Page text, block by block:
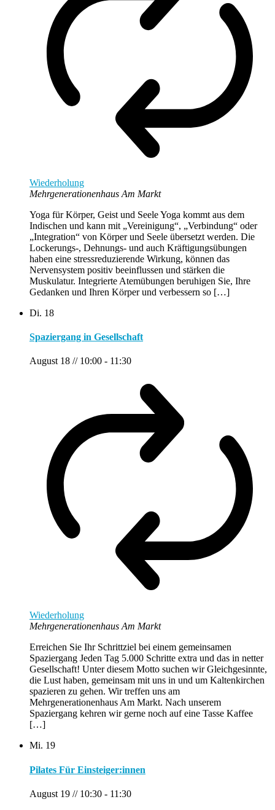
Wiederholung
Mehrgenerationenhaus Am Markt
Yoga für Körper, Geist und Seele Yoga kommt aus dem
Indischen und kann mit „Vereinigung“, „Verbindung“ oder
„Integration“ von Körper und Seele übersetzt werden. Die
Lockerungs-, Dehnungs- und auch Kräftigungsübungen
haben eine stressreduzierende Wirkung, können das
Nervensystem positiv beeinflussen und stärken die
Muskulatur. Integrierte Atemübungen beruhigen Sie, Ihre
Gedanken und Ihren Körper und verbessern so […]
Di. 18
Spaziergang in Gesellschaft
August 18 // 10:00 - 11:30
Wiederholung
Mehrgenerationenhaus Am Markt
Erreichen Sie Ihr Schrittziel bei einem gemeinsamen
Spaziergang Jeden Tag 5.000 Schritte extra und das in netter
Gesellschaft! Unter diesem Motto suchen wir Gleichgesinnte,
die Lust haben, gemeinsam mit uns in und um Kaltenkirchen
spazieren zu gehen. Wir treffen uns am
Mehrgenerationenhaus Am Markt. Nach unserem
Spaziergang kehren wir gerne noch auf eine Tasse Kaffee
[…]
Mi. 19
Pilates Für Einsteiger:innen
August 19 // 10:30 - 11:30